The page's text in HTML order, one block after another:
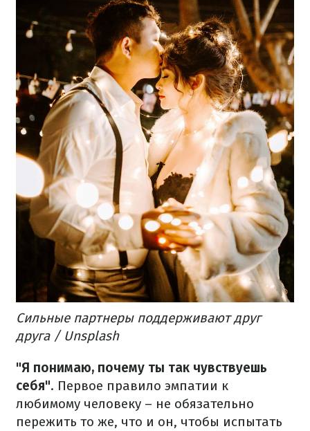
Сильные партнеры поддерживают друг
друга / Unsplash
"Я понимаю, почему ты так чувствуешь
себя". Первое правило эмпатии к
любимому человеку – не обязательно
пережить то же, что и он, чтобы испытать